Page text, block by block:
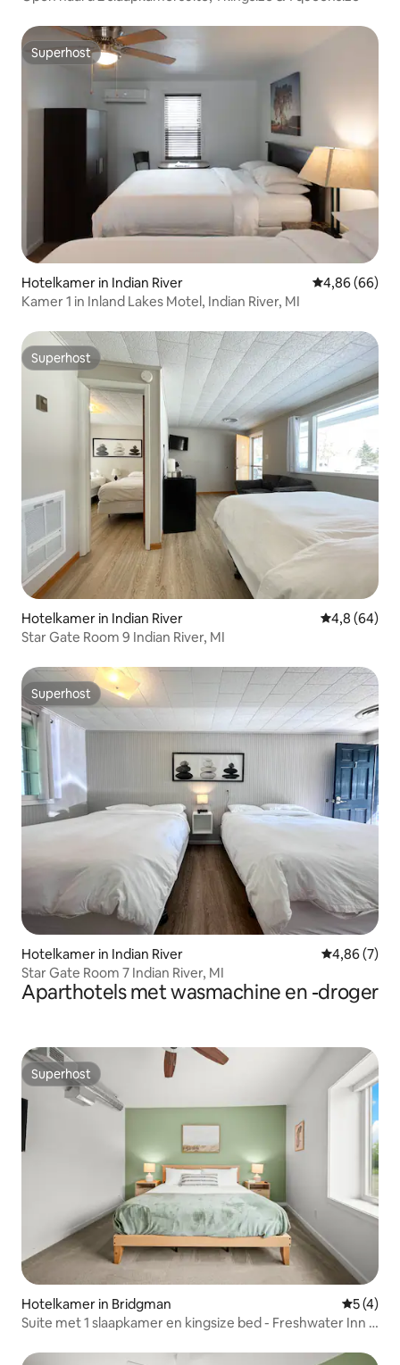
Superhost
Superhost
Hotelkamer in Indian River Gemiddelde
4,86 (66)
Kamer 1 in Inland Lakes Motel, Indian River, MI
Superhost
Superhost
Hotelkamer in Indian River Gemiddelde
4,8 (64)
Star Gate Room 9 Indian River, MI
Superhost
Superhost
Hotelkamer in Indian River Gemiddelde
4,86 (7)
Star Gate Room 7 Indian River, MI
Aparthotels met wasmachine en -droger
Superhost
Superhost
Hotelkamer in Bridgman
5 (4)
Suite met 1 slaapkamer en kingsize bed - Freshwater Inn -